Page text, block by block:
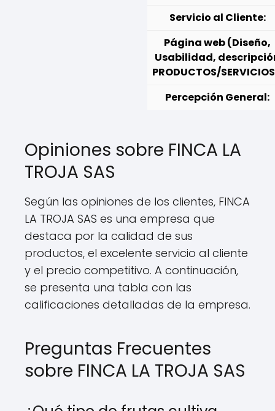
Servicio al Cliente:
Página web (Diseño,
Usabilidad,
PRODUCTOS/
Percepción General:
Opiniones sobre FINCA LA
TROJA SAS
Según las opiniones de los clientes, FINCA
LA TROJA SAS es una empresa que
destaca por la calidad de sus
productos, el excelente servicio al cliente
y el precio competitivo. A continuación,
se presenta una tabla con las
calificaciones detalladas de la empresa.
Preguntas Frecuentes
sobre FINCA LA TROJA SAS